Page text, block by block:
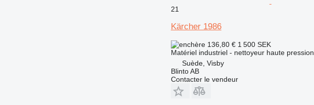
21
Kärcher 1986
136,80 € 1 500 SEK
Matériel industriel - nettoyeur haute pression
Suède, Visby
Blinto AB
Contacter le vendeur